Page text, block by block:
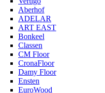
Aberhof
ADELAR
ART EAST
Bonkeel
Classen
CM Floor
CronaFloor
Damy Floor
Ensten
EuroWood